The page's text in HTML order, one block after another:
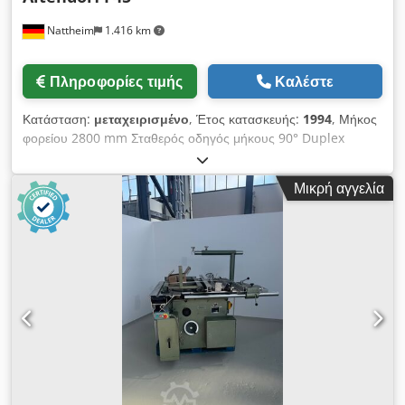
αποσυναρμολόγηση για την εγκατάσταση του προαιρετικού
των ματιών, με τον οποίο μπορείτε να ρυθμίσετε το ύψος και
την γωνία της πριονολεπίδας, καθώς και, ανάλογα με την
λειτουργίες. Ο νέος, μοντέρνος βιομηχανικός σχεδιασμός
υπογραμμίζει την ξεχωριστή θέση της μάρκας Altendorf: Σε
αυτό το κυκλικό πριόνι μορφοποίησης, ο χαρακτηριστικός
σχεδιασμός συναντά την διαχρονική αισθητική. Το διπλό
κινούμενο τραπέζι της Altendorf είναι διάσημο για την ομαλή
του κίνηση και την ακριβή λειτουργία του. Μπορεί να κλειδωθεί
σε οποιαδήποτε θέση, χωρίς βαθμίδες. Οι μεγάλες διπλές
ρόδες διατηρούν το πάνω τμήμα του τραπεζιού σε απόλυτη
ευθυγράμμιση με το κάτω τμήμα, στις αντίστοιχες στρογγυλές
ράβδους κατεύθυνσης. Αυτή η ποιότητα κίνησης διατηρείται
ακόμη και κατά τη διάρκεια μακροχρόνιας χρήσης και έκθεσης
σε ρύπους. Η κατασκευή του τραπεζιού αποτελείται από ένα
εξαιρετικά άκαμπτο σύστημα πολλαπλών κοιλοτήτων.
Επιπλέον, υπάρχει ένας μπροστινός κύλινδρος στήριξης με
πλάτος 300 mm, ο οποίος παρέχει χρήσιμη υποστήριξη κατά
Nattheim 1.416 km
Πληροφορίες τιμής Καλέστε
Κατάσταση: μεταχειρισμένο, Έτος κατασκευής: 1994, Μήκος
φορείου 2800 mm Σταθερός οδηγός μήκους 90° Duplex
Πλάτος κοπής 1300 mm με χειροκίνητη ρύθμιση 7,5 kW χωρίς
προγραντήρα Dcsdpfx Aozh Hwcom Tjk Τοποθεσία
αποθήκευσης: Nattheim
Μικρή αγγελία